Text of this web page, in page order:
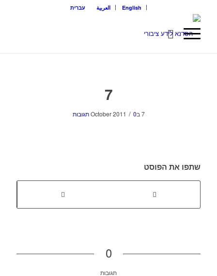
English العربية עברית
7
7 בOctober 2011 / 0 תגובות
שתפו את הפוסט
0
תגובות